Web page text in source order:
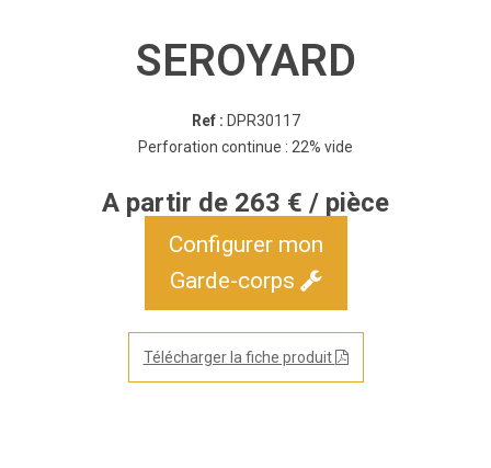
SEROYARD
Ref : DPR30117
Perforation continue : 22% vide
A partir de 263 € / pièce
Configurer mon
Garde-corps
Télécharger la fiche produit